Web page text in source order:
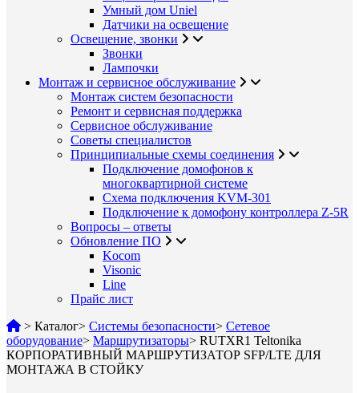
Умный дом Uniel
Датчики на освещение
Освещение, звонки
Звонки
Лампочки
Монтаж и сервисное обслуживание
Монтаж систем безопасности
Ремонт и сервисная поддержка
Сервисное обслуживание
Советы специалистов
Принципиальные схемы соединения
Подключение домофонов к
многоквартирной системе
Схема подключения KVM-301
Подключение к домофону контроллера Z-5R
Вопросы – ответы
Обновление ПО
Kocom
Visonic
Line
Прайс лист
> Каталог> Системы безопасности> Сетевое
оборудование> Маршрутизаторы> RUTXR1 Teltonika
КОРПОРАТИВНЫЙ МАРШРУТИЗАТОР SFP/LTE ДЛЯ
МОНТАЖА В СТОЙКУ